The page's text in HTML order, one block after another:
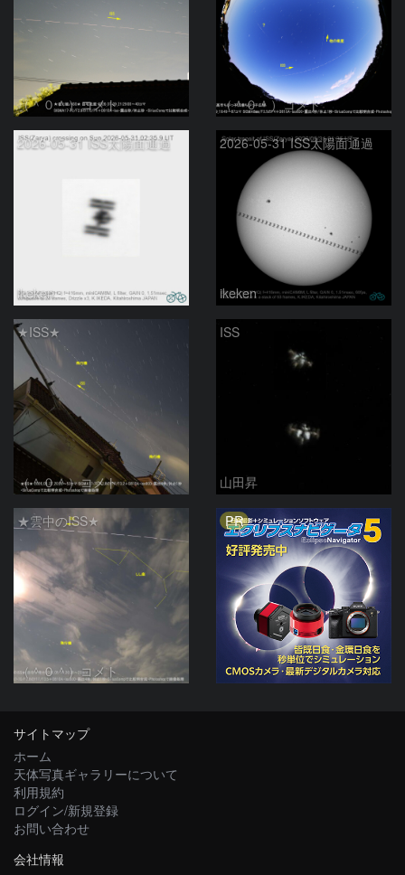
（＾０＾）コメト （＾０＾）コメト
2026-05-31 ISS太陽面通過
ikeken
2026-05-31 ISS太陽面通過
ikeken
★ISS★
（＾０＾）コメト
ISS
山田昇
★雲中のISS★
（＾０＾）コメト
PR
サイトマップ
ホーム
天体写真ギャラリーについて
利用規約
ログイン/新規登録
お問い合わせ
会社情報